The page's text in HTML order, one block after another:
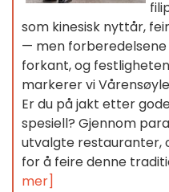
som kinesisk nyttår,
— men
forkant, og
markerer vi
Er du på jakt etter
spesiell? Gjennom
utvalgte restauranter,
for å feire denne
mer]